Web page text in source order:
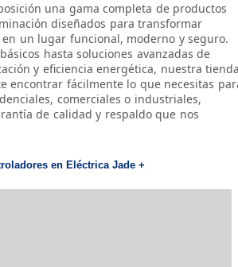
una gama completa de productos
diseñados para transformar
un lugar funcional, moderno y seguro.
hasta soluciones avanzadas de
y eficiencia energética, nuestra
encontrar fácilmente lo que necesitas
comerciales o industriales,
de calidad y respaldo que nos
en Eléctrica Jade +